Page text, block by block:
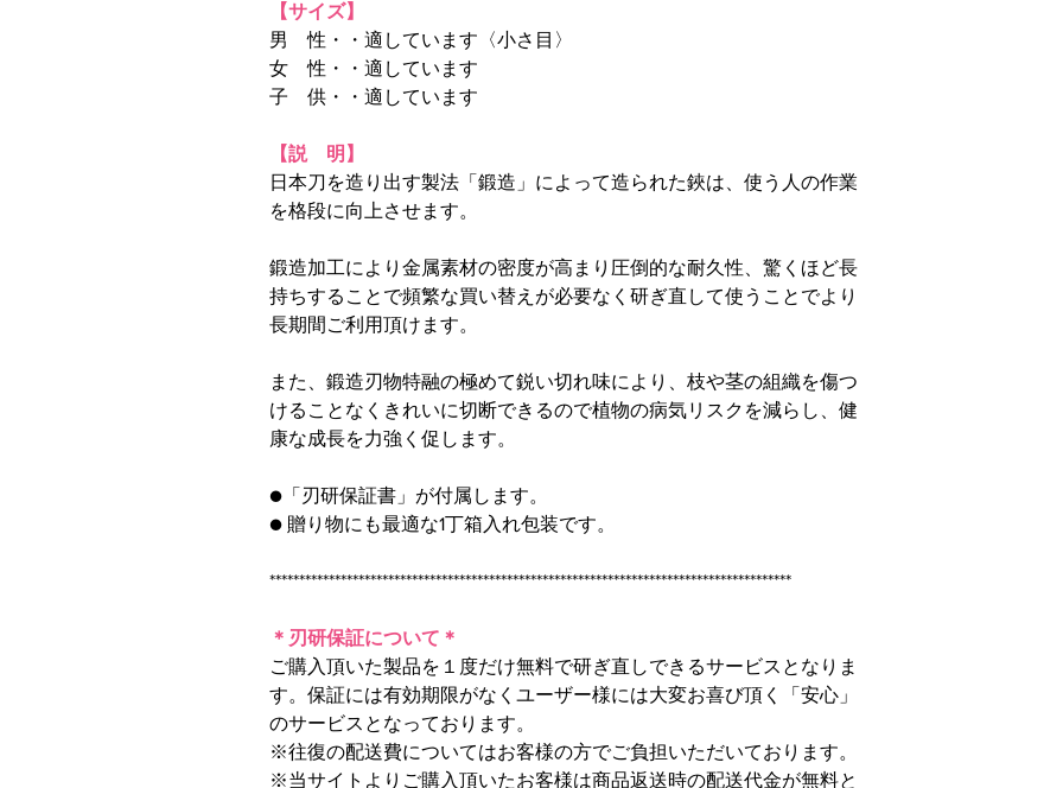
【サイズ】
男 性・・適しています〈小さ目〉
女 性・・適しています
子 供・・適しています
【説 明】
日本刀を造り出す製法「鍛造」によって造られた鋏は、使う人の作業
を格段に向上させます。
鍛造加工により金属素材の密度が高まり圧倒的な耐久性、驚くほど長
持ちすることで頻繁な買い替えが必要なく研ぎ直して使うことでより
長期間ご利用頂けます。
また、鍛造刃物特融の極めて鋭い切れ味により、枝や茎の組織を傷つ
けることなくきれいに切断できるので植物の病気リスクを減らし、健
康な成長を力強く促します。
●「刃研保証書」が付属します。
● 贈り物にも最適な1丁箱入れ包装です。
****************************************************************************************
＊刃研保証について＊
ご購入頂いた製品を１度だけ無料で研ぎ直しできるサービスとなりま
す。保証には有効期限がなくユーザー様には大変お喜び頂く「安心」
のサービスとなっております。
※往復の配送費についてはお客様の方でご負担いただいております。
※当サイトよりご購入頂いたお客様は商品返送時の配送代金が無料と